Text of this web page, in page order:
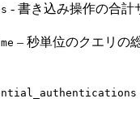
- 書き込み操作の合計
– 秒単位のクエリの